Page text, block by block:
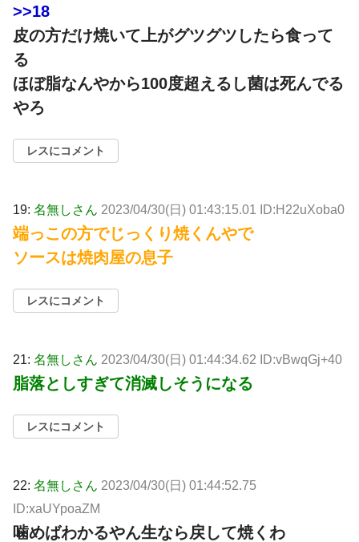
>>18
皮の方だけ焼いて上がグツグツしたら食って
る
ほぼ脂なんやから100度超えるし菌は死んでる
やろ
レスにコメント
19: 名無しさん 2023/04/30(日) 01:43:15.01 ID:H22uXoba0
端っこの方でじっくり焼くんやで
ソースは焼肉屋の息子
レスにコメント
21: 名無しさん 2023/04/30(日) 01:44:34.62 ID:vBwqGj+40
脂落としすぎて消滅しそうになる
レスにコメント
22: 名無しさん 2023/04/30(日) 01:44:52.75
ID:xaUYpoaZM
噛めばわかるやん生なら戻して焼くわ